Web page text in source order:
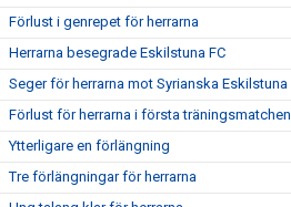
Förlust i genrepet för herrarna
Herrarna besegrade Eskilstuna FC
Seger för herrarna mot Syrianska Eskilstuna
Förlust för herrarna i första träningsmatchen
Ytterligare en förlängning
Tre förlängningar för herrarna